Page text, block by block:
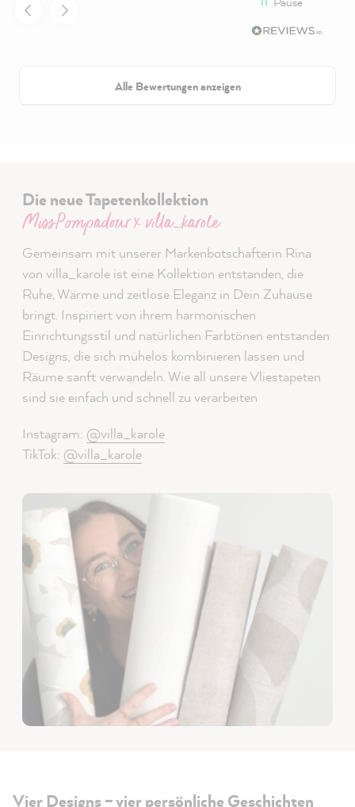
Alle Bewertungen anzeigen
Die neue Tapetenkollektion
MissPompadour x villa_karole
Gemeinsam mit unserer Markenbotschafterin Rina
von villa_karole ist eine Kollektion entstanden, die
Ruhe, Wärme und zeitlose Eleganz in Dein Zuhause
bringt. Inspiriert von ihrem harmonischen
Einrichtungsstil und natürlichen Farbtönen entstanden
Designs, die sich mühelos kombinieren lassen und
Räume sanft verwandeln. Wie all unsere Vliestapeten
sind sie einfach und schnell zu verarbeiten
Instagram: @villa_karole
TikTok: @villa_karole
Vier Designs – vier persönliche Geschichten